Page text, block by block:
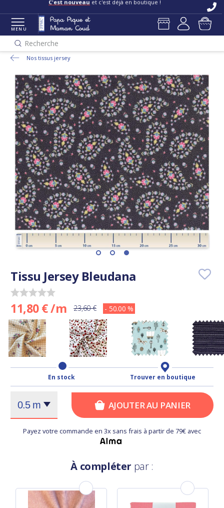
C'est nouveau et c'est déjà en boutique !
MENU
Recherche
Nos tissus jersey
Tissu Jersey Bleudana
11,80 € /m 23,60 € - 50.00 %
En stock Trouver en boutique
AJOUTER AU PANIER
Payez votre commande en 3x sans frais à partir de 79€ avec
À compléter par :